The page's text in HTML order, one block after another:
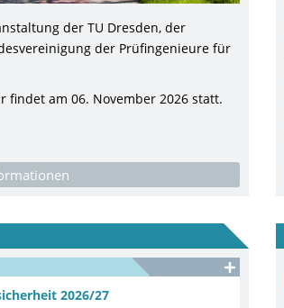
der TU Dresden, der
der Prüfingenieure für
findet am 06. November 2026 statt.
2026/27